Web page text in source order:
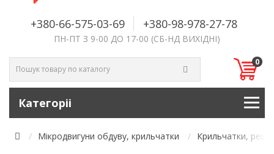
+380-66-575-03-69 +380-98-978-27-78
ПН-ПТ З 9-00 ДО 17-00 (СБ-НД ВИХІДНІ)
0
Категоріі
Мікродвигуни обдуву, крильчатки Крильчатки,